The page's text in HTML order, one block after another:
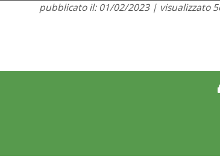
pubblicato il: 01/02/2023 | visualizzato